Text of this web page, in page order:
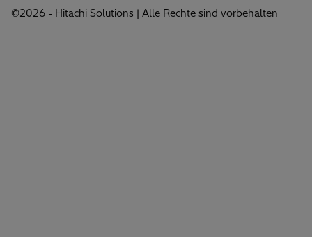
©2026 - Hitachi Solutions | Alle Rechte sind vorbehalten